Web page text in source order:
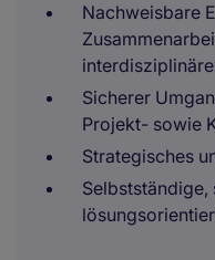
Nachweisbare
Sicherer
Projekt- sowie
Strategisches